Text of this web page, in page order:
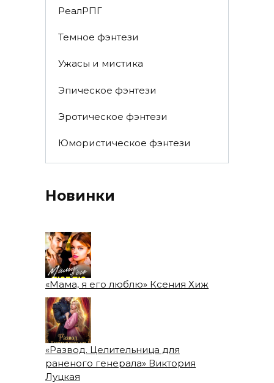
РеалРПГ
Темное фэнтези
Ужасы и мистика
Эпическое фэнтези
Эротическое фэнтези
Юмористическое фэнтези
Новинки
«Мама, я его люблю» Ксения Хиж
«Развод. Целительница для
раненого генерала» Виктория
Луцкая